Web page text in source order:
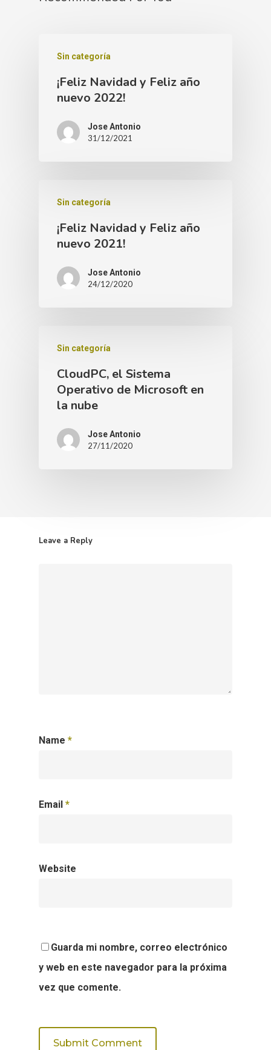
Sin categoría
¡Feliz Navidad y Feliz año
nuevo 2022!
Jose Antonio
31/12/2021
Sin categoría
¡Feliz Navidad y Feliz año
nuevo 2021!
Jose Antonio
24/12/2020
Sin categoría
CloudPC, el Sistema
Operativo de Microsoft en
la nube
Jose Antonio
27/11/2020
Leave a Reply
Name *
Email *
Website
Guarda mi nombre, correo electrónico
y web en este navegador para la próxima
vez que comente.